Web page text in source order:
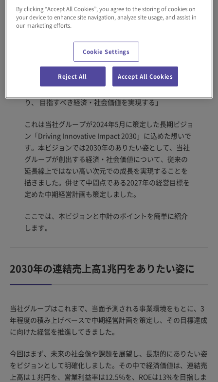
「未来を見据えた新たな発想での取り組みを強化し、
り、 目指すべき経済・社会価値を実現する」
これは当社グループが2024年5月に策定した長期ビジョ
ン「Driving Innovative Impact 2030」に込めた想いで
す。本ビジョンでは2030年のありたい姿として、当社
グループが創出する経済・社会価値について、従来の
延長線上ではない高い次元での成長を実現することを
描きました。併せて中間点である2027年の経営目標を
定めた中期経営計画も策定しました。
ここでは、本ビジョンと中計のポイントを簡単に紹介
します。
2030年の連結売上高1兆円をありたい姿に
当社グループはこれまで、当面予測される事業環境をもとに、3
年程度の積み上げベースで中期経営計画を策定し、その目標達成
に向けた経営を推進してきました。
今回はまず、未来の社会像や課題を展望し、長期的にありたい姿
をビジョンとして明確化しました。その中で経済価値は、連結売
上高は１兆円を、営業利益率は12.5%を、ROEは13%を目指しま
By clicking “Accept All Cookies”, you agree to the storing of cookies on
your device to enhance site navigation, analyze site usage, and assist in
our marketing efforts.
Cookie Settings
Reject All Accept All Cookies